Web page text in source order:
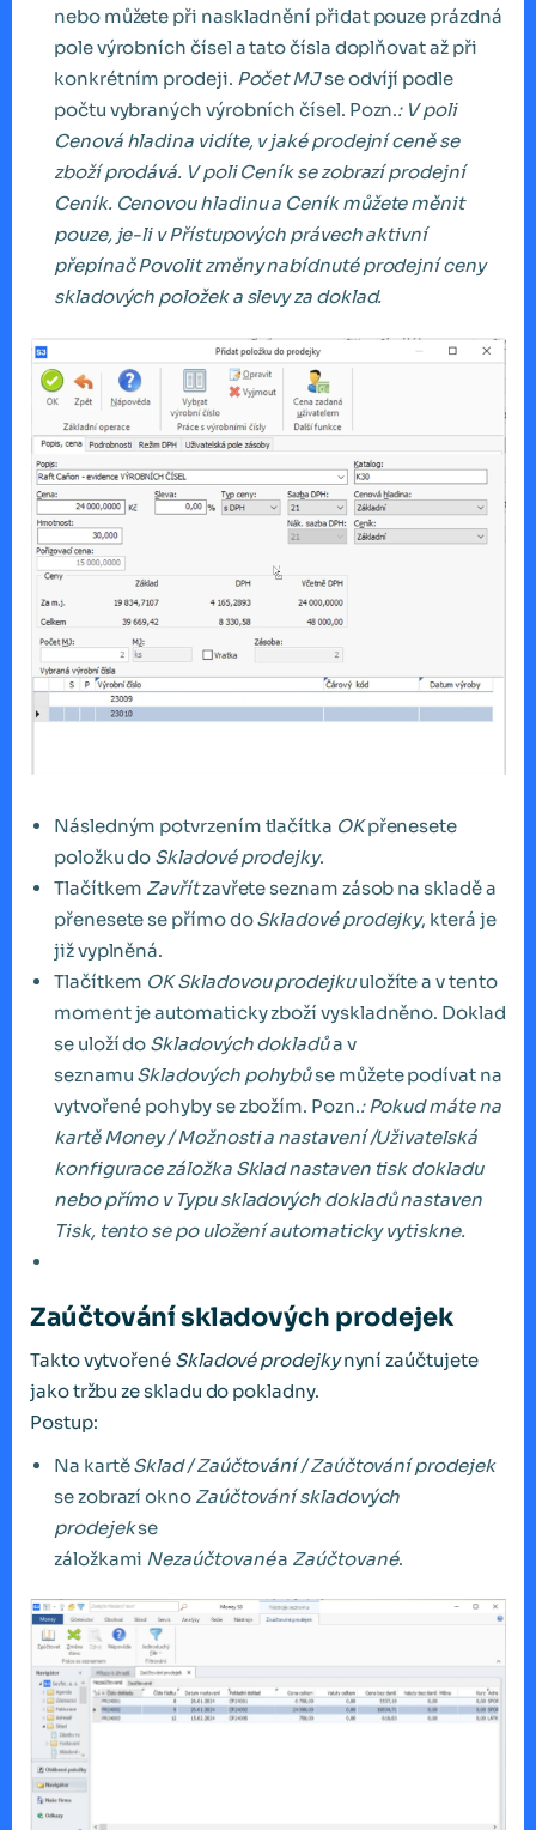
nebo můžete při naskladnění přidat pouze prázdná
pole výrobních čísel a tato čísla doplňovat až při
konkrétním prodeji. PočetMJse odvíjí podle
počtu vybraných výrobních čísel. Pozn.: V poli
Cenová hladina vidíte, v jaké prodejní ceně se
zboží prodává. V poli Ceník se zobrazí prodejní
Ceník. Cenovou hladinu a Ceník můžete měnit
pouze, je-li v Přístupových právech aktivní
přepínač Povolit změny nabídnuté prodejní ceny
skladových položek a slevy za doklad.
Následným potvrzením tlačítka OKpřenesete
položku do Skladové prodejky.
Tlačítkem Zavřítzavřete seznam zásob na skladě a
přenesete se přímo doSkladové prodejky, která je
již vyplněná.
Tlačítkem OK Skladovou prodejkuuložíte a v tento
moment je automaticky zboží vyskladněno. Doklad
se uloží do Skladových dokladůa v
seznamu Skladových pohybůse můžete podívat na
vytvořené pohyby se zbožím. Pozn.: Pokud máte na
kartě Money / Možnosti a nastavení /Uživatelská
konfigurace záložka Sklad nastaven tisk dokladu
nebo přímo v Typu skladových dokladů nastaven
Tisk, tento se po uložení automaticky vytiskne.
Zaúčtování skladových prodejek
Takto vytvořené Skladové prodejkynyní zaúčtujete
jako tržbu ze skladu do pokladny.
Postup:
Na kartěSklad / Zaúčtování / Zaúčtování prodejek
se zobrazí okno Zaúčtování skladových
prodejekse
záložkami Nezaúčtovanéa Zaúčtované.